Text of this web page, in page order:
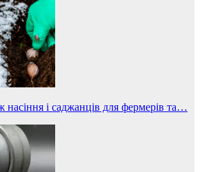
і саджанців для фермерів та…